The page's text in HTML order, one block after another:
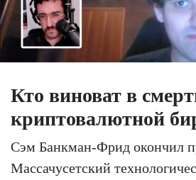
Кто виноват в
криптовалютной
Сэм Банкман-Фрид окончил
Массачусетский